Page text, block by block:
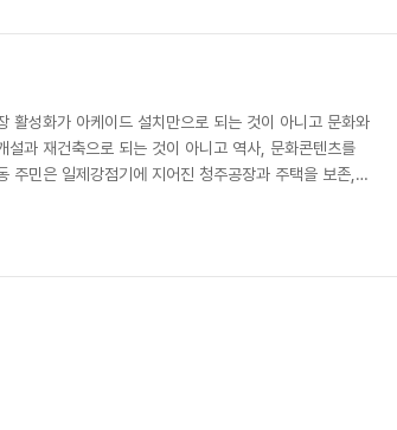
에 전시된 공모작품이다. 라는 제목으로 마산 주조공..
활성화가 아케이드 설치만으로 되는 것이 아니고 문화와
과 재건축으로 되는 것이 아니고 역사, 문화콘텐츠를
주민은 일제강점기에 지어진 청주공장과 주택을 보존,
게 팔렸다는 소식이 들렸으며 일백 년가량 된 건물을 헐
이었다. 그동안 별생각 없이 지나다니던 동네주민은